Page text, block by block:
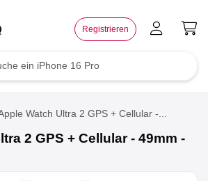
×
Registrieren
Watch Ultra 2 GPS + Cellular -...
2 GPS + Cellular - 49mm -